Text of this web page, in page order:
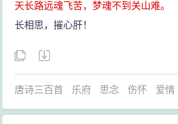
天长路远魂飞苦，梦魂不到关山难。
长相思，摧心肝！
唐诗三百首 乐府 思念 伤怀 爱情